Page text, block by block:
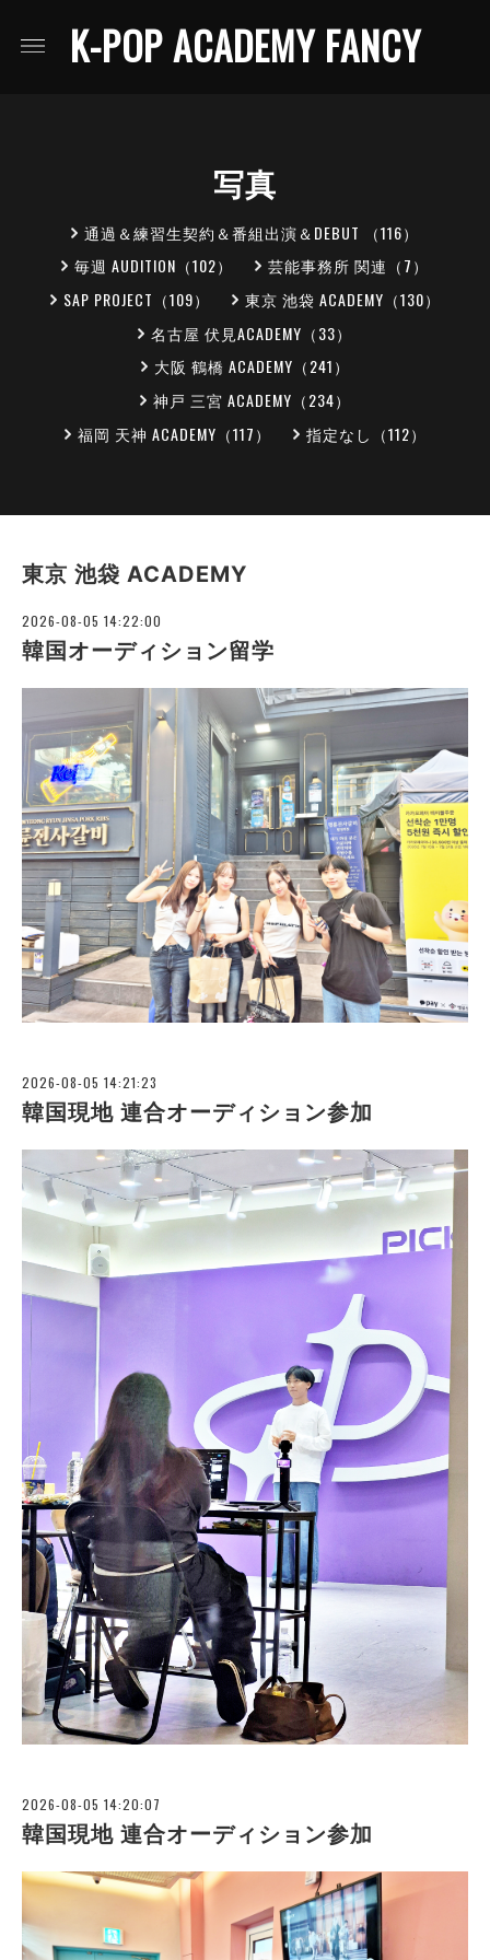
K-POP ACADEMY FANCY
写真
通過＆練習生契約＆番組出演＆DEBUT （116）
毎週 AUDITION（102）
芸能事務所 関連（7）
SAP PROJECT（109）
東京 池袋 ACADEMY（130）
名古屋 伏見ACADEMY（33）
大阪 鶴橋 ACADEMY（241）
神戸 三宮 ACADEMY（234）
福岡 天神 ACADEMY（117）
指定なし（112）
東京 池袋 ACADEMY
2026-08-05 14:22:00
韓国オーディション留学
2026-08-05 14:21:23
韓国現地 連合オーディション参加
2026-08-05 14:20:07
韓国現地 連合オーディション参加